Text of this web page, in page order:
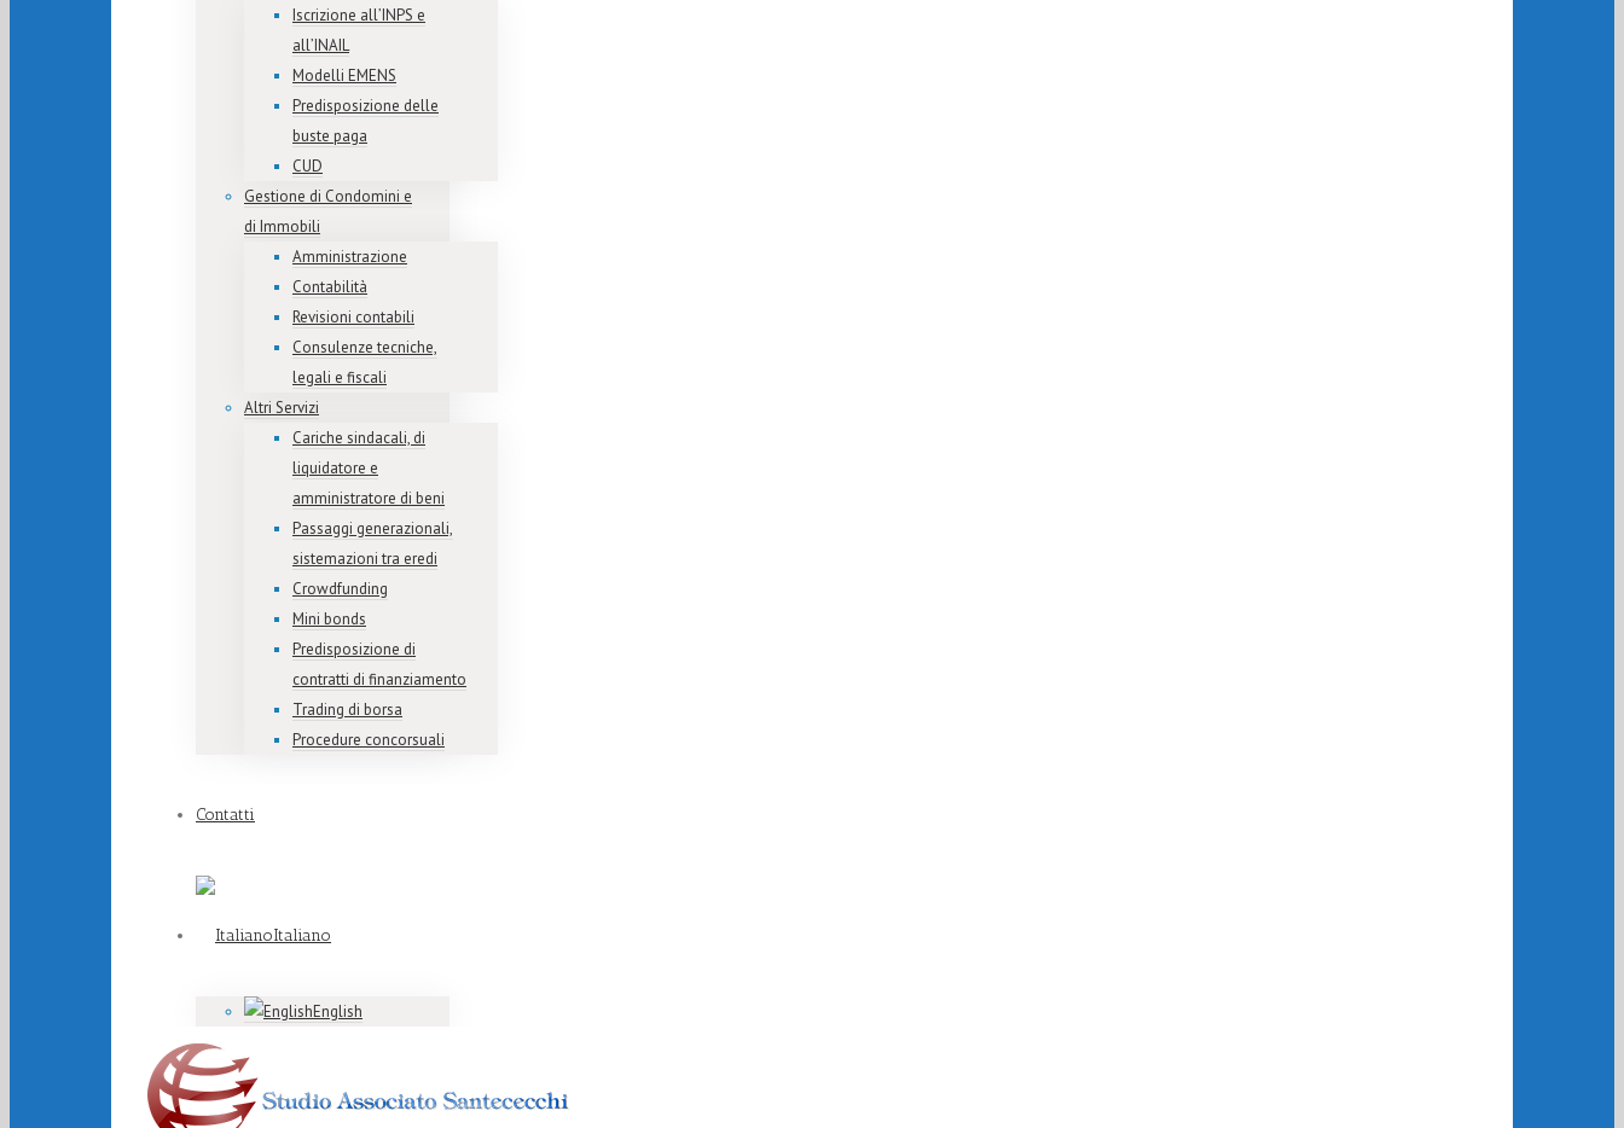
Iscrizione all’INPS e
all’INAIL
Modelli EMENS
Predisposizione delle
buste paga
CUD
Gestione di Condomini e
di Immobili
Amministrazione
Contabilità
Revisioni contabili
Consulenze tecniche,
legali e fiscali
Altri Servizi
Cariche sindacali, di
liquidatore e
amministratore di beni
Passaggi generazionali,
sistemazioni tra eredi
Crowdfunding
Mini bonds
Predisposizione di
contratti di finanziamento
Trading di borsa
Procedure concorsuali
Contatti
Italiano
English